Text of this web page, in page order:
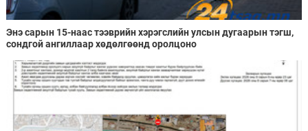
Энэ сарын 15-наас тээврийн хэрэгслийн улсын дугаарын тэгш,
сондгой ангиллаар хөдөлгөөнд оролцоно